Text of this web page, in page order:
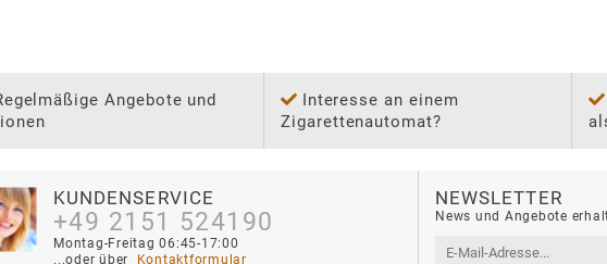
Angebote und
Interesse an einem
Zigarettenautomat?
KUNDENSERVICE
+49 2151 524190
Montag-Freitag 06:45-17:00
...oder über
Kontaktformular
NEWSLETTER
News und Angebote